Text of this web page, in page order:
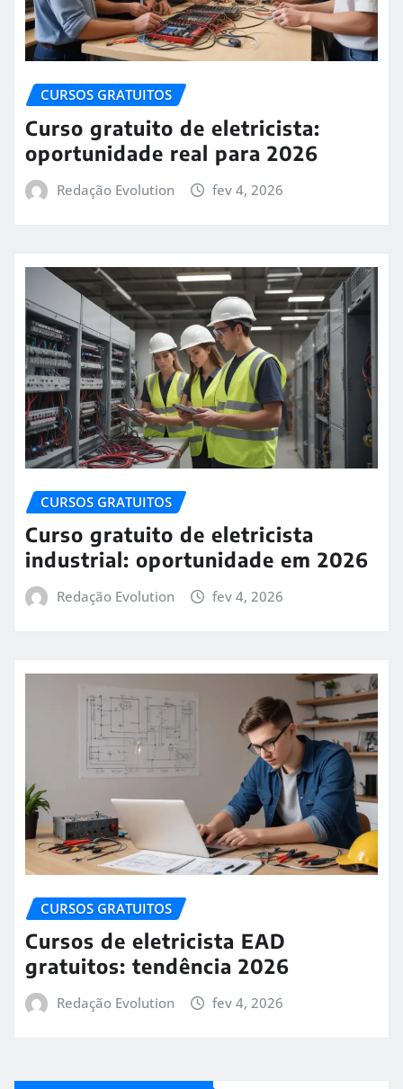
CURSOS GRATUITOS
Curso gratuito de eletricista:
oportunidade real para 2026
Redação Evolution fev 4, 2026
CURSOS GRATUITOS
Curso gratuito de eletricista
industrial: oportunidade em 2026
Redação Evolution fev 4, 2026
CURSOS GRATUITOS
Cursos de eletricista EAD
gratuitos: tendência 2026
Redação Evolution fev 4, 2026